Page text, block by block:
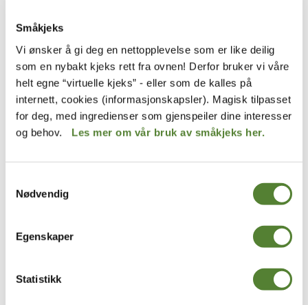
Småkjeks
Vi ønsker å gi deg en nettopplevelse som er like deilig
som en nybakt kjeks rett fra ovnen! Derfor bruker vi våre
helt egne “virtuelle kjeks” - eller som de kalles på
internett, cookies (informasjonskapsler). Magisk tilpasset
for deg, med ingredienser som gjenspeiler dine interesser
og behov. Les mer om vår bruk av småkjeks her.
Nødvendig
Egenskaper
Statistikk
KANSKJE LIKER DU OGSÅ:
Kardemomme by
KARDEMOMME BY – LILLA